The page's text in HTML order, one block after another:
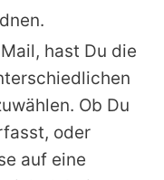
hast Du die
Ob Du
oder
auf eine